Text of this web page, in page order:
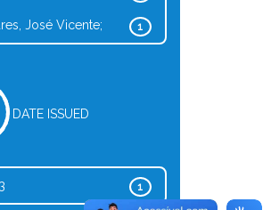
1
José Vicente;
DATE ISSUED
1